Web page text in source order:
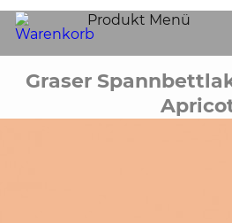
Produkt Menü
Graser